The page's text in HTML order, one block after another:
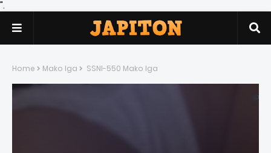
".
Home Mako Iga SSNI-550 Mako Iga